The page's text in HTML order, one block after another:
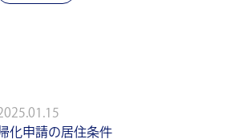
化申請の居住条件